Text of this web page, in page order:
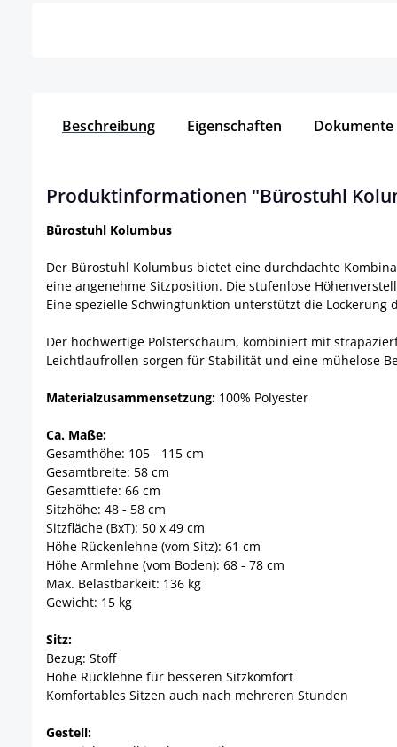
Beschreibung Eigenschaften Dokumente
Produktinformationen "Bürostuhl
Bürostuhl Kolumbus
Der Bürostuhl Kolumbus bietet eine durchdachte
eine angenehme Sitzposition. Die stufenlose
Eine spezielle Schwingfunktion unterstützt die Lockerung
Der hochwertige Polsterschaum, kombiniert mit
Leichtlaufrollen sorgen für Stabilität und eine mühelose
Materialzusammensetzung: 100% Polyester
Ca. Maße:
Gesamthöhe: 105 - 115 cm
Gesamtbreite: 58 cm
Gesamttiefe: 66 cm
Sitzhöhe: 48 - 58 cm
Sitzfläche (BxT): 50 x 49 cm
Höhe Rückenlehne (vom Sitz): 61 cm
Höhe Armlehne (vom Boden): 68 - 78 cm
Max. Belastbarkeit: 136 kg
Gewicht: 15 kg
Sitz:
Bezug: Stoff
Hohe Rücklehne für besseren Sitzkomfort
Komfortables Sitzen auch nach mehreren Stunden
Gestell: